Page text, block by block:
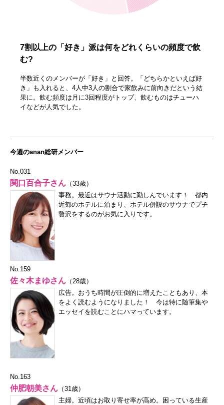
7割以上の「好き」派は何をどれくらいの頻度で飲
む?
半数近くのメンバーが「好き」と回答。「どちらかといえば好
き」も入れると、4人中3人の割合で家飲みに前向きだという結
果に。飲む頻度は月に3回程度がトップ、飲むものはチューハ
イなどが人気でした。
今週のanan総研メンバー
No.031
関口百合子さん （33歳）
事務。最近はサウナ活動に勤しんでいます！ 都内
近郊のホテルに泊まり、ホテル併設のサウナでプチ
贅沢をするのがお気に入りです。
No.159
佐々木まゆさん （28歳）
広告。おうち時間が圧倒的に増えたこともあり、本
をよく読むようになりました！ 今は特に随筆集や
エッセイを読むことにハマっています。
No.163
仲肥朝美さん （31歳）
主婦。近頃はお取り寄せ率が高め。困っている生産